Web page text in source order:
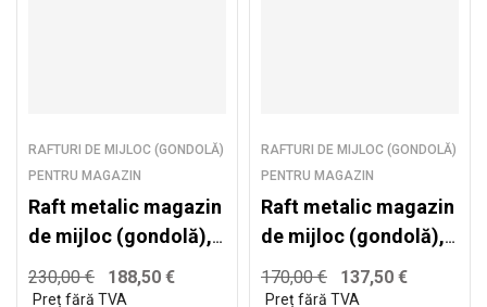
RAFTURI DE MIJLOC (GONDOLĂ)
PENTRU MAGAZIN
Raft metalic magazin
de mijloc (gondolă),
alb – H:1930mm x
L:1250mm x B:500mm
230,00€ 188,50 €
RAFTURI DE MIJLOC (GONDOLĂ)
PENTRU MAGAZIN
Raft metalic magazin
de mijloc (gondolă),
alb – H:2235mm x
L:1000mm x B:300mm
170,00€ 137,50 €